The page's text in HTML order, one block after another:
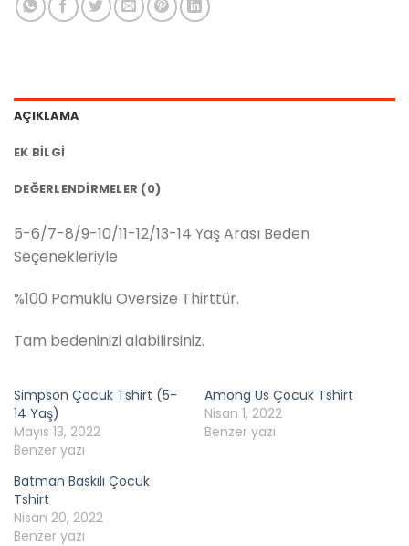
AÇIKLAMA
EK BILGI
DEĞERLENDIRMELER (0)
5-6/7-8/9-10/11-12/13-14 Yaş Arası Beden
Seçenekleriyle
%100 Pamuklu Oversize Thirttür.
Tam bedeninizi alabilirsiniz.
Simpson Çocuk Tshirt (5-
14 Yaş)
Mayıs 13, 2022
Benzer yazı
Among Us Çocuk Tshirt
Nisan 1, 2022
Benzer yazı
Batman Baskılı Çocuk
Tshirt
Nisan 20, 2022
Benzer yazı